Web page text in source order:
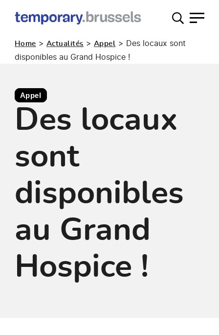
occupation
Home > Actualités > Appel > Des locaux sont
disponibles au Grand Hospice !
Appel
Des locaux
sont
disponibles
au Grand
Hospice !